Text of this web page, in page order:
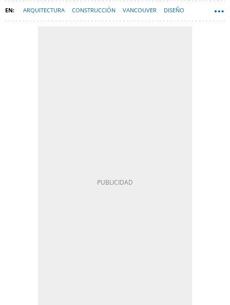
ARQUITECTURA CONSTRUCCIÓN VANCOUVER DISEÑO